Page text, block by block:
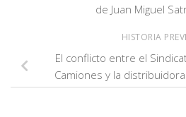
de Juan Miguel
HISTORIA
El conflicto entre el
Camiones y la